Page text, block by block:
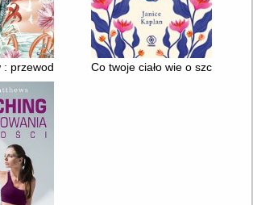
: przewodnik po świecie self-care
Co twoje ciało wie o